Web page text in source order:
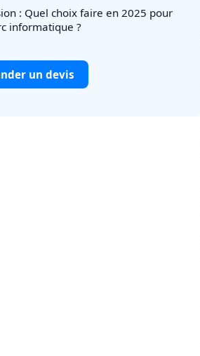
: Quel choix faire en 2025 pour
informatique ?
un devis